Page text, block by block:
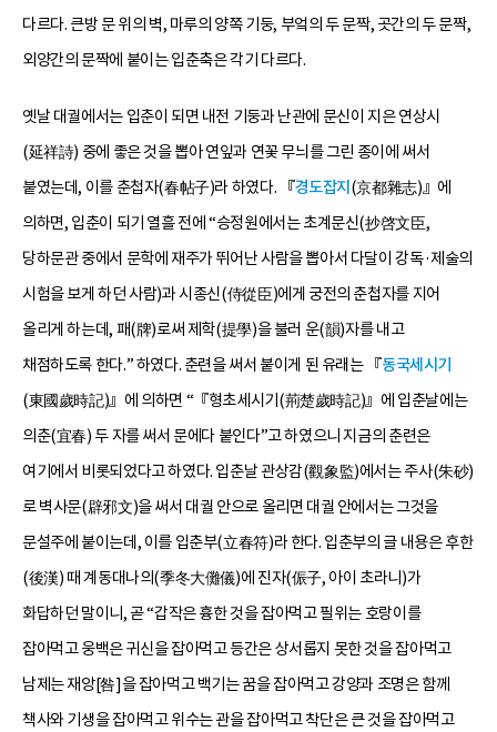
다르다. 큰방 문 위의 벽, 마루의 양쪽 기둥, 부엌의 두 문짝, 곳간의 두 문짝,
외양간의 문짝에 붙이는 입춘축은 각기 다르다.
옛날 대궐에서는 입춘이 되면 내전 기둥과 난관에 문신이 지은 연상시
(延祥詩) 중에 좋은 것을 뽑아 연잎과 연꽃 무늬를 그린 종이에 써서
붙였는데, 이를 춘첩자(春帖子)라 하였다. 『경도잡지 (京都雜志)』에
의하면, 입춘이 되기 열흘 전에 “승정원에서는 초계문신(抄啓文臣,
당하문관 중에서 문학에 재주가 뛰어난 사람을 뽑아서 다달이 강독·제술의
시험을 보게 하던 사람)과 시종신(侍從臣)에게 궁전의 춘첩자를 지어
올리게 하는데, 패(牌)로써 제학(提學)을 불러 운(韻)자를 내고
채점하도록 한다.” 하였다. 춘련을 써서 붙이게 된 유래는 『동국세시기
(東國歲時記)』에 의하면 “『형초세시기(荊楚歲時記)』에 입춘날에는
의춘(宜春) 두 자를 써서 문에다 붙인다”고 하였으니 지금의 춘련은
여기에서 비롯되었다고 하였다. 입춘날 관상감(觀象監)에서는 주사(朱砂)
로 벽사문(辟邪文)을 써서 대궐 안으로 올리면 대궐 안에서는 그것을
문설주에 붙이는데, 이를 입춘부(立春符)라 한다. 입춘부의 글 내용은 후한
(後漢) 때 계동대나의(季冬大儺儀)에 진자(侲子, 아이 초라니)가
화답하던 말이니, 곧 “갑작은 흉한 것을 잡아먹고 필위는 호랑이를
잡아먹고 웅백은 귀신을 잡아먹고 등간은 상서롭지 못한 것을 잡아먹고
남제는 재앙[咎]을 잡아먹고 백기는 꿈을 잡아먹고 강양과 조명은 함께
책사와 기생을 잡아먹고 위수는 관을 잡아먹고 착단은 큰 것을 잡아먹고